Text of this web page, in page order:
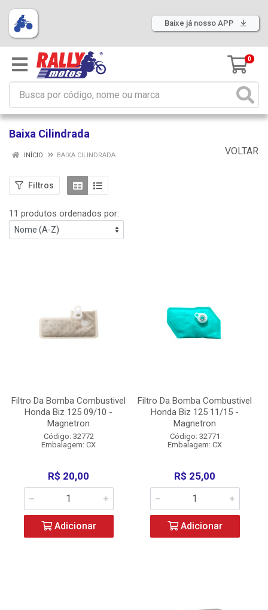
Baixe já nosso APP
0
Baixa Cilindrada
VOLTAR
INÍCIO BAIXA CILINDRADA
Filtros
11 produtos ordenados por:
Filtro Da Bomba Combustivel
Honda Biz 125 09/10 -
Magnetron
Código: 32772
Embalagem: CX
R$ 20,00
Adicionar
Filtro Da Bomba Combustivel
Honda Biz 125 11/15 -
Magnetron
Código: 32771
Embalagem: CX
R$ 25,00
Adicionar